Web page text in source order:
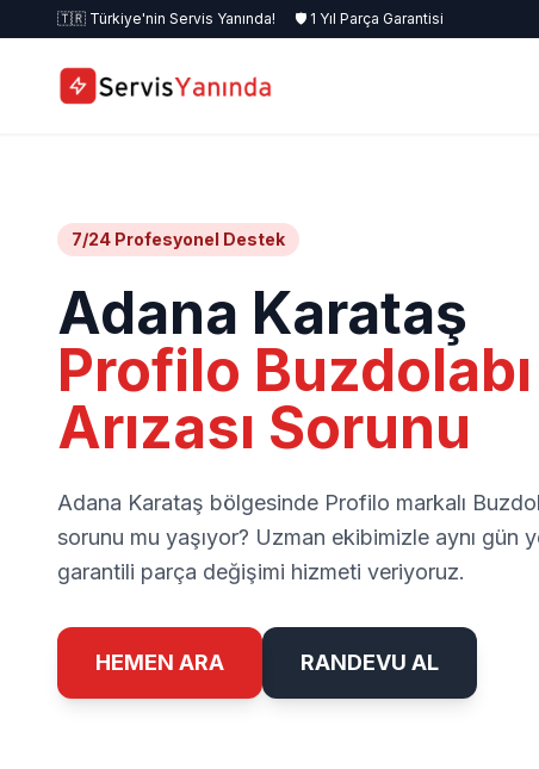
🇹🇷 Türkiye'nin Servis Yanında! 🛡️ 1 Yıl Parça Garantisi
7/24 Profesyonel Destek
Adana Karataş
Profilo
Arızası Sorunu
HEMEN ARA RANDEVU AL
Adana Karataş bölgesinde Profilo markalı
sorunu mu yaşıyor? Uzman ekibimizle aynı gün
garantili parça değişimi hizmeti veriyoruz.